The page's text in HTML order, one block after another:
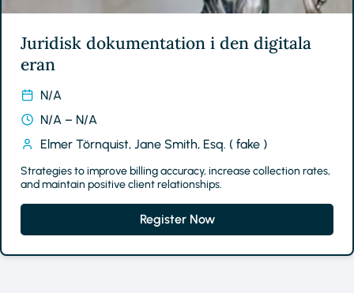
Juridisk dokumentation i den digitala
eran
N/A
N/A – N/A
Elmer Törnquist, Jane Smith, Esq. ( fake )
Strategies to improve billing accuracy, increase collection rates,
and maintain positive client relationships.
Register Now